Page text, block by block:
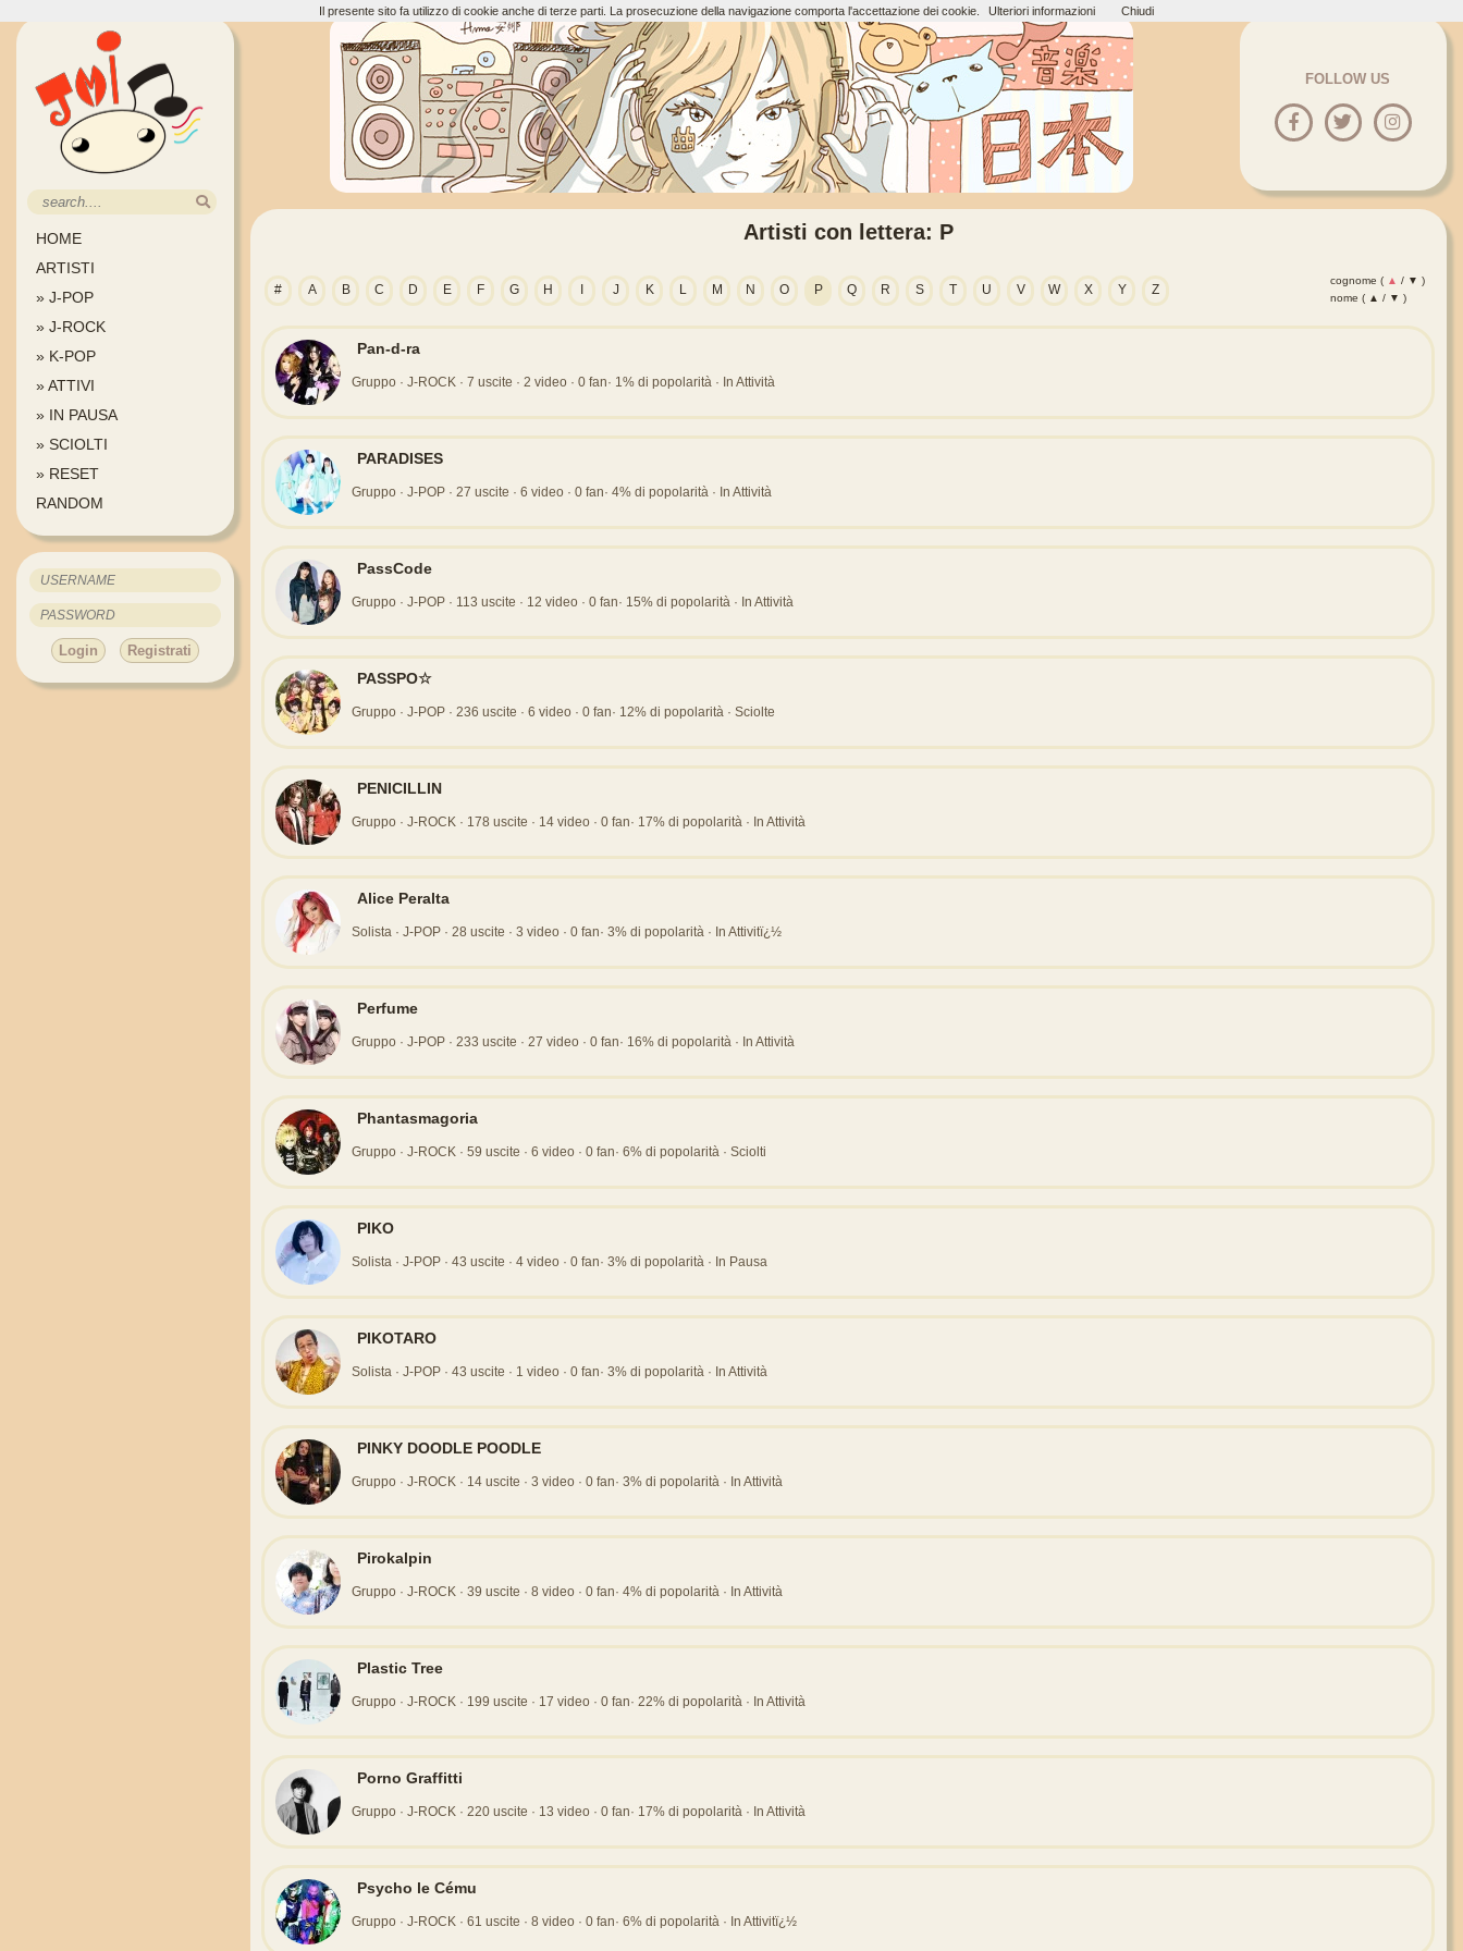
HOME
ARTISTI
» J-POP
» J-ROCK
» K-POP
» ATTIVI
» IN PAUSA
» SCIOLTI
» RESET
RANDOM
Login Registrati
FOLLOW US
Artisti con lettera: P
cognome ( ▲ / ▼ )
nome ( ▲ / ▼ )
# A B C D E F G H I J K L M N O P Q R S T U V W X Y Z
Pan-d-ra
Gruppo · J-ROCK · 7 uscite · 2 video · 0 fan· 1% di popolarità · In Attività
PARADISES
Gruppo · J-POP · 27 uscite · 6 video · 0 fan· 4% di popolarità · In Attività
PassCode
Gruppo · J-POP · 113 uscite · 12 video · 0 fan· 15% di popolarità · In Attività
PASSPO☆
Gruppo · J-POP · 236 uscite · 6 video · 0 fan· 12% di popolarità · Sciolte
PENICILLIN
Gruppo · J-ROCK · 178 uscite · 14 video · 0 fan· 17% di popolarità · In Attività
Alice Peralta
Solista · J-POP · 28 uscite · 3 video · 0 fan· 3% di popolarità · In Attivitï¿½
Perfume
Gruppo · J-POP · 233 uscite · 27 video · 0 fan· 16% di popolarità · In Attività
Phantasmagoria
Gruppo · J-ROCK · 59 uscite · 6 video · 0 fan· 6% di popolarità · Sciolti
PIKO
Solista · J-POP · 43 uscite · 4 video · 0 fan· 3% di popolarità · In Pausa
PIKOTARO
Solista · J-POP · 43 uscite · 1 video · 0 fan· 3% di popolarità · In Attività
PINKY DOODLE POODLE
Gruppo · J-ROCK · 14 uscite · 3 video · 0 fan· 3% di popolarità · In Attività
Pirokalpin
Gruppo · J-ROCK · 39 uscite · 8 video · 0 fan· 4% di popolarità · In Attività
Plastic Tree
Gruppo · J-ROCK · 199 uscite · 17 video · 0 fan· 22% di popolarità · In Attività
Porno Graffitti
Gruppo · J-ROCK · 220 uscite · 13 video · 0 fan· 17% di popolarità · In Attività
Psycho le Cému
Gruppo · J-ROCK · 61 uscite · 8 video · 0 fan· 6% di popolarità · In Attivitï¿½
Il presente sito fa utilizzo di cookie anche di terze parti. La prosecuzione della navigazione comporta l'accettazione dei cookie. Ulteriori informazioni Chiudi